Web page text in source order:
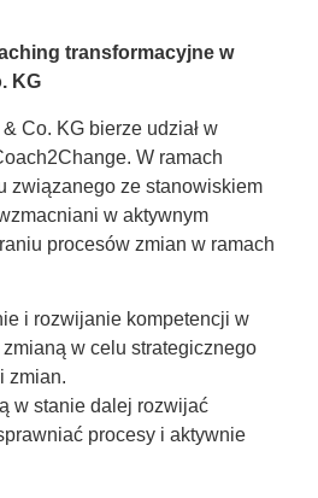
transformacyjne w
KG
Co. KG bierze udział w
W ramach
związanego ze stanowiskiem
w aktywnym
procesów zmian w ramach
i rozwijanie kompetencji w
w celu strategicznego
zmian.
w stanie dalej rozwijać
procesy i aktywnie